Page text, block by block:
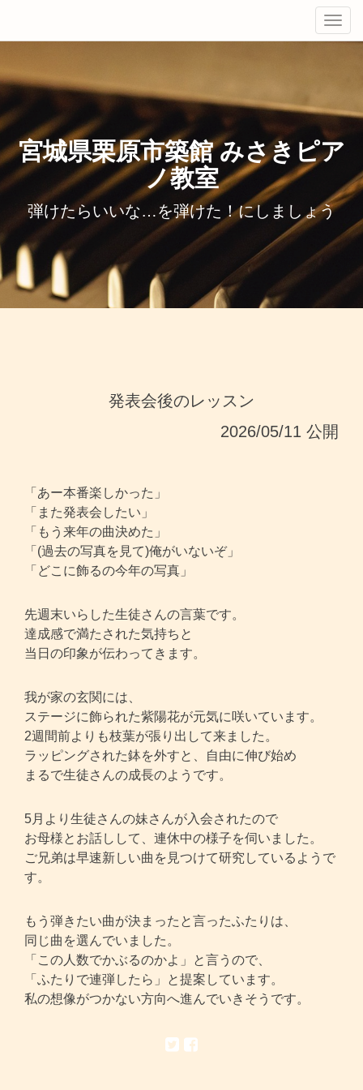
宮城県栗原市築館 みさきピア
ノ教室
弾けたらいいな…を弾けた！にしましょう
発表会後のレッスン
2026/05/11 公開
「あー本番楽しかった」
「また発表会したい」
「もう来年の曲決めた」
「(過去の写真を見て)俺がいないぞ」
「どこに飾るの今年の写真」
先週末いらした生徒さんの言葉です。
達成感で満たされた気持ちと
当日の印象が伝わってきます。
我が家の玄関には、
ステージに飾られた紫陽花が元気に咲いています。
2週間前よりも枝葉が張り出して来ました。
ラッピングされた鉢を外すと、自由に伸び始め
まるで生徒さんの成長のようです。
5月より生徒さんの妹さんが入会されたので
お母様とお話しして、連休中の様子を伺いました。
ご兄弟は早速新しい曲を見つけて研究しているようで
す。
もう弾きたい曲が決まったと言ったふたりは、
同じ曲を選んでいました。
「この人数でかぶるのかよ」と言うので、
「ふたりで連弾したら」と提案しています。
私の想像がつかない方向へ進んでいきそうです。